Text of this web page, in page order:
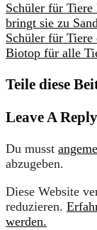
Schüler für
bringt sie zu
Schüler für
Biotop für alle
Teile diese
Leave A Reply
Du musst
abzugeben.
Diese Website
reduzieren.
werden.